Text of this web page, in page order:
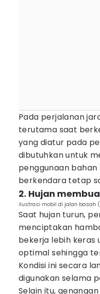
Pada perjalanan
terutama saat
yang diatur pada
dibutuhkan untuk
penggunaan
berkendara tetap
2. Hujan
ilustrasi mobil di jalan basah
Saat hujan turun,
menciptakan
bekerja lebih keras
optimal sehingga
Kondisi ini secara
digunakan selama
Selain itu,